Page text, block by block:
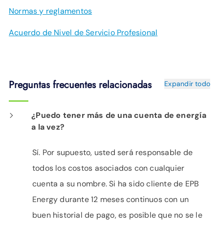
Normas y reglamentos
Acuerdo de Nivel de Servicio Profesional
Preguntas frecuentes relacionadas Expandir todo
¿Puedo tener más de una cuenta de energía
a la vez?
Sí. Por supuesto, usted será responsable de
todos los costos asociados con cualquier
cuenta a su nombre. Si ha sido cliente de EPB
Energy durante 12 meses continuos con un
buen historial de pago, es posible que no se le